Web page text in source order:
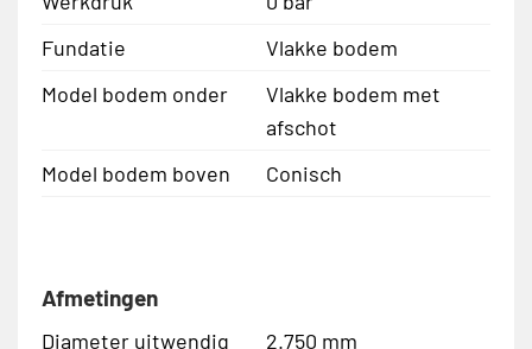
Fundatie
Vlakke bodem
Model bodem onder
Vlakke bodem met
afschot
Model bodem boven
Conisch
Afmetingen
Diameter uitwendig
2.750 mm